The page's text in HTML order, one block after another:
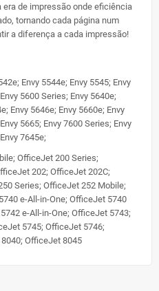
era de impressão onde eficiência
tornando cada página num
a diferença a cada impressão!
Envy 5544e; Envy 5545; Envy
5600 Series; Envy 5640e;
Envy 5646e; Envy 5660e; Envy
5665; Envy 7600 Series; Envy
7645e;
OfficeJet 200 Series;
202; OfficeJet 202C;
Series; OfficeJet 252 Mobile;
e-All-in-One; OfficeJet 5740
e-All-in-One; OfficeJet 5743;
5745; OfficeJet 5746;
OfficeJet 8045